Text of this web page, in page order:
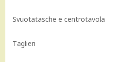
Svuotatasche e centrotavola
Taglieri